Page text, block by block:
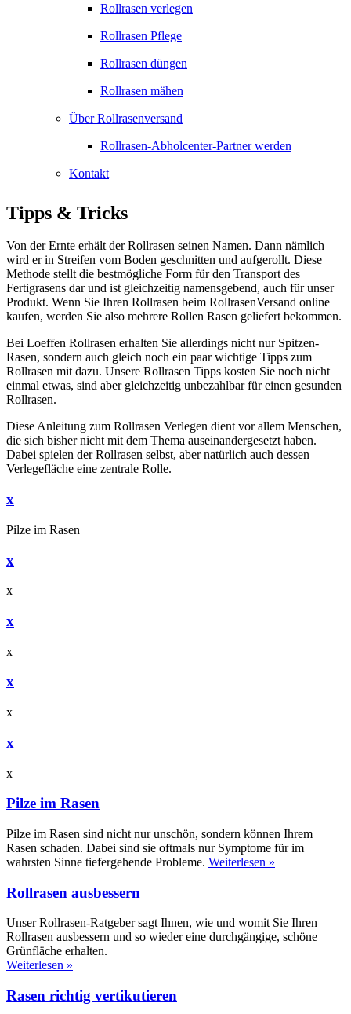
Rollrasen verlegen
Rollrasen Pflege
Rollrasen düngen
Rollrasen mähen
Über Rollrasenversand
Rollrasen-Abholcenter-Partner werden
Kontakt
Tipps & Tricks
Von der Ernte erhält der Rollrasen seinen Namen. Dann nämlich
wird er in Streifen vom Boden geschnitten und aufgerollt. Diese
Methode stellt die bestmögliche Form für den Transport des
Fertigrasens dar und ist gleichzeitig namensgebend, auch für unser
Produkt. Wenn Sie Ihren Rollrasen beim RollrasenVersand online
kaufen, werden Sie also mehrere Rollen Rasen geliefert bekommen.
Bei Loeffen Rollrasen erhalten Sie allerdings nicht nur Spitzen-
Rasen, sondern auch gleich noch ein paar wichtige Tipps zum
Rollrasen mit dazu. Unsere Rollrasen Tipps kosten Sie noch nicht
einmal etwas, sind aber gleichzeitig unbezahlbar für einen gesunden
Rollrasen.
Diese Anleitung zum Rollrasen Verlegen dient vor allem Menschen,
die sich bisher nicht mit dem Thema auseinandergesetzt haben.
Dabei spielen der Rollrasen selbst, aber natürlich auch dessen
Verlegefläche eine zentrale Rolle.
x
Pilze im Rasen
x
x
x
x
x
x
x
x
Pilze im Rasen
Pilze im Rasen sind nicht nur unschön, sondern können Ihrem
Rasen schaden. Dabei sind sie oftmals nur Symptome für im
wahrsten Sinne tiefergehende Probleme. Weiterlesen »
Rollrasen ausbessern
Unser Rollrasen-Ratgeber sagt Ihnen, wie und womit Sie Ihren
Rollrasen ausbessern und so wieder eine durchgängige, schöne
Grünfläche erhalten.
Weiterlesen »
Rasen richtig vertikutieren